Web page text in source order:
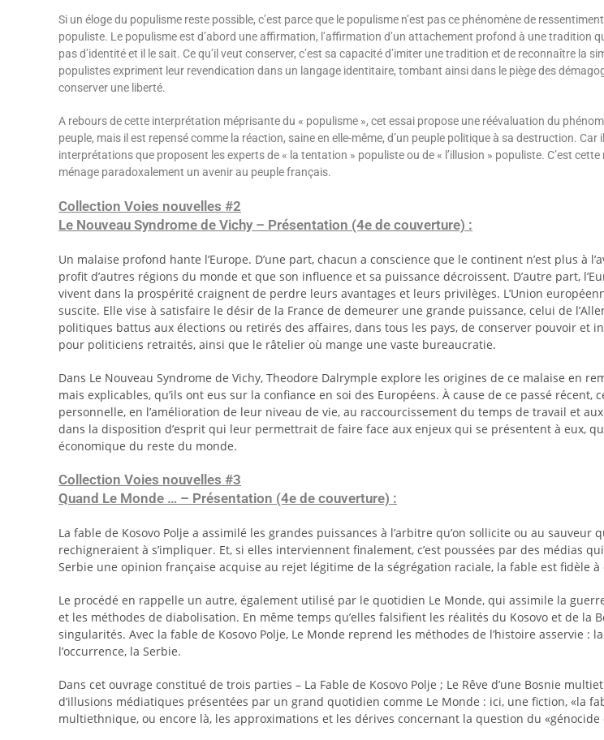
Si un éloge du populisme reste possible, c’est parce que le populisme n’est pas ce phénomène de
populiste. Le populisme est d’abord une affirmation, l’affirmation d’un attachement profond à une tradition
pas d’identité et il le sait. Ce qu’il veut conserver, c’est sa capacité d’imiter une tradition et de reconnaître la
populistes expriment leur revendication dans un langage identitaire, tombant ainsi dans le piège des
conserver une liberté.
A rebours de cette interprétation méprisante du « populisme », cet essai propose une réévaluation du
peuple, mais il est repensé comme la réaction, saine en elle-même, d’un peuple politique à sa destruction.
interprétations que proposent les experts de « la tentation » populiste ou de « l’illusion » populiste. C’est
ménage paradoxalement un avenir au peuple français.
Collection Voies nouvelles #2
Le Nouveau Syndrome de Vichy – Présentation (4e de couverture) :
Un malaise profond hante l’Europe. D’une part, chacun a conscience que le continent n’est plus
profit d’autres régions du monde et que son influence et sa puissance décroissent. D’autre part,
vivent dans la prospérité craignent de perdre leurs avantages et leurs privilèges. L’Union
suscite. Elle vise à satisfaire le désir de la France de demeurer une grande puissance, celui de
politiques battus aux élections ou retirés des affaires, dans tous les pays, de conserver pouvoir et
pour politiciens retraités, ainsi que le râtelier où mange une vaste bureaucratie.
Dans Le Nouveau Syndrome de Vichy, Theodore Dalrymple explore les origines de ce malaise en
mais explicables, qu’ils ont eus sur la confiance en soi des Européens. À cause de ce passé
personnelle, en l’amélioration de leur niveau de vie, au raccourcissement du temps de travail et
dans la disposition d’esprit qui leur permettrait de faire face aux enjeux qui se présentent à eux,
économique du reste du monde.
Collection Voies nouvelles #3
Quand Le Monde … – Présentation (4e de couverture) :
La fable de Kosovo Polje a assimilé les grandes puissances à l’arbitre qu’on sollicite ou au sauveur
rechigneraient à s’impliquer. Et, si elles interviennent finalement, c’est poussées par des médias
Serbie une opinion française acquise au rejet légitime de la ségrégation raciale, la fable est fidèle
Le procédé en rappelle un autre, également utilisé par le quotidien Le Monde, qui assimile la
et les méthodes de diabolisation. En même temps qu’elles falsifient les réalités du Kosovo et de
singularités. Avec la fable de Kosovo Polje, Le Monde reprend les méthodes de l’histoire asservie :
l’occurrence, la Serbie.
Dans cet ouvrage constitué de trois parties – La Fable de Kosovo Polje ; Le Rêve d’une Bosnie
d’illusions médiatiques présentées par un grand quotidien comme Le Monde : ici, une fiction, «la
multiethnique, ou encore là, les approximations et les dérives concernant la question du «génocide